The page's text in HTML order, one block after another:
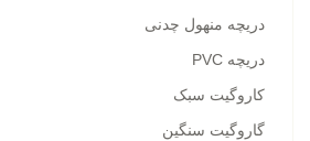
دریچه منهول چدنی
دریچه PVC
کاروگیت سبک
گاروگیت سنگین